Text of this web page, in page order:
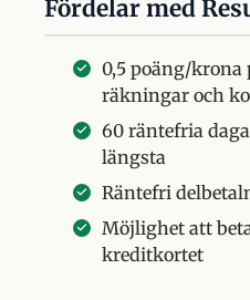
Fördelar med
0,5 poäng/krona
räkningar och
60 räntefria
längsta
Räntefri
Möjlighet att
kreditkortet